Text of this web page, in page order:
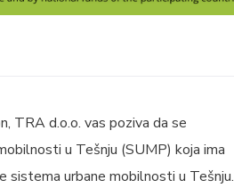
TRA d.o.o. vas poziva da se
u Tešnju (SUMP) koja ima
sistema urbane mobilnosti u Tešnju.